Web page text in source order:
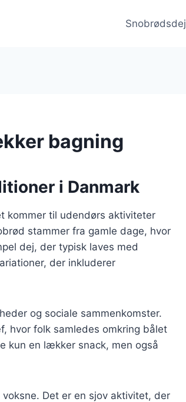
Snobrødsdej
bagning
i Danmark
kommer til udendørs aktiviteter
stammer fra gamle dage, hvor
dej, der typisk laves med
der inkluderer
og sociale sammenkomster.
hvor folk samledes omkring bålet
kun en lækker snack, men også
Det er en sjov aktivitet, der